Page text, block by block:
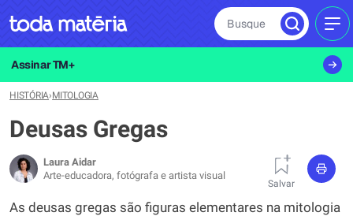
Busque
Assinar TM+
HISTÓRIA›MITOLOGIA
Deusas Gregas
Laura Aidar
Arte-educadora, fotógrafa e artista visual
Salvar
As deusas gregas são figuras elementares na mitologia